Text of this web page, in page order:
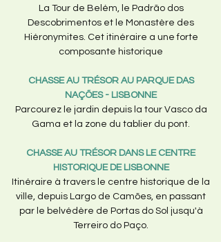
La Tour de Belém, le Padrão dos
Descobrimentos et le Monastère des
Hiéronymites. Cet itinéraire a une forte
composante historique
CHASSE AU TRÉSOR AU PARQUE DAS
NAÇÕES - LISBONNE
Parcourez le jardin depuis la tour Vasco da
Gama et la zone du tablier du pont.
CHASSE AU TRÉSOR DANS LE CENTRE
HISTORIQUE DE LISBONNE
Itinéraire à travers le centre historique de la
ville, depuis Largo de Camões, en passant
par le belvédère de Portas do Sol jusqu'à
Terreiro do Paço.